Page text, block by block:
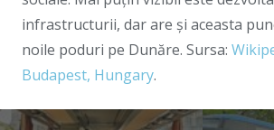
infrastructurii, dar are și aceasta
noile poduri pe Dunăre. Sursa:
Budapest, Hungary.